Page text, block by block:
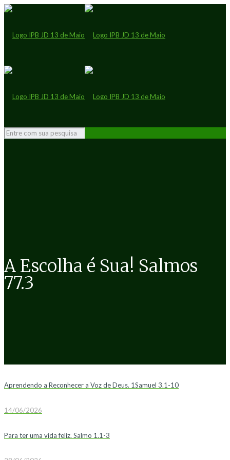
A Escolha é Sua! Salmos
77.3
Aprendendo a Reconhecer a Voz de Deus. 1Samuel 3.1-10
14/06/2026
Para ter uma vida feliz. Salmo 1.1-3